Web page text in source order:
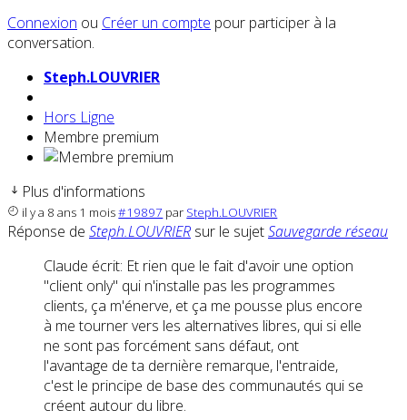
Connexion ou Créer un compte pour participer à la
conversation.
Steph.LOUVRIER
Hors Ligne
Membre premium
Plus d'informations
il y a 8 ans 1 mois#19897 par Steph.LOUVRIER
Réponse de Steph.LOUVRIER sur le sujetSauvegarde réseau
Claude écrit: Et rien que le fait d'avoir une option
"client only" qui n'installe pas les programmes
clients, ça m'énerve, et ça me pousse plus encore
à me tourner vers les alternatives libres, qui si elle
ne sont pas forcément sans défaut, ont
l'avantage de ta dernière remarque, l'entraide,
c'est le principe de base des communautés qui se
créent autour du libre.